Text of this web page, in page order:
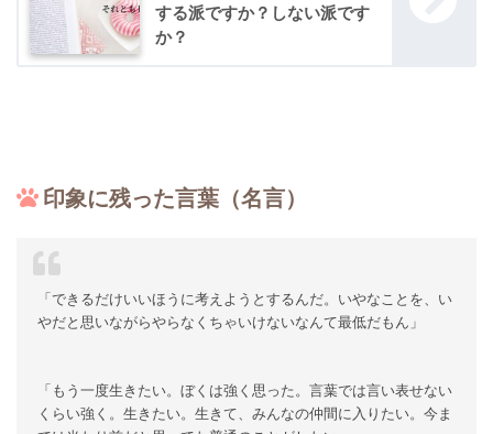
する派ですか？しない派です
か？
印象に残った言葉（名言）
「できるだけいいほうに考えようとするんだ。いやなことを、い
やだと思いながらやらなくちゃいけないなんて最低だもん」
「もう一度生きたい。ぼくは強く思った。言葉では言い表せない
くらい強く。生きたい。生きて、みんなの仲間に入りたい。今ま